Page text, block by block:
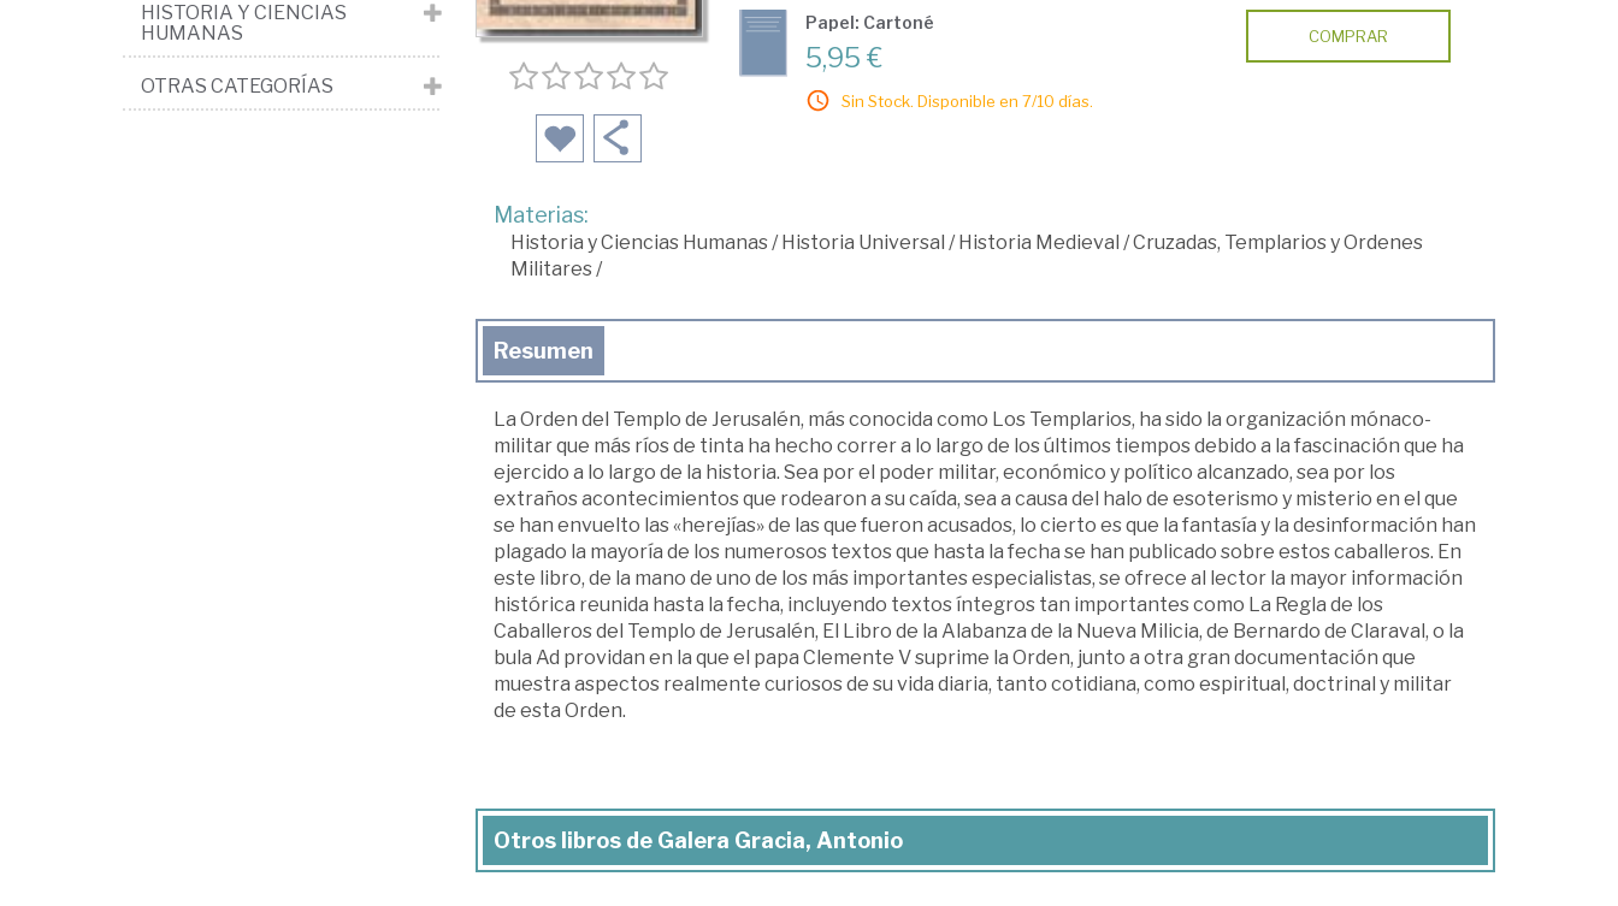
Papel: Cartoné
5,95 €
Sin Stock. Disponible en 7/10 días.
COMPRAR
Materias:
Historia y Ciencias Humanas/Historia Universal /Historia Medieval /Cruzadas, Templarios y Ordenes
Militares/
Resumen
La Orden del Templo de Jerusalén, más conocida como Los Templarios, ha sido la organización mónaco-
militar que más ríos de tinta ha hecho correr a lo largo de los últimos tiempos debido a la fascinación que ha
ejercido a lo largo de la historia. Sea por el poder militar, económico y político alcanzado, sea por los
extraños acontecimientos que rodearon a su caída, sea a causa del halo de esoterismo y misterio en el que
se han envuelto las «herejías» de las que fueron acusados, lo cierto es que la fantasía y la desinformación han
plagado la mayoría de los numerosos textos que hasta la fecha se han publicado sobre estos caballeros. En
este libro, de la mano de uno de los más importantes especialistas, se ofrece al lector la mayor información
histórica reunida hasta la fecha, incluyendo textos íntegros tan importantes como La Regla de los
Caballeros del Templo de Jerusalén, El Libro de la Alabanza de la Nueva Milicia, de Bernardo de Claraval, o la
bula Ad providan en la que el papa Clemente V suprime la Orden, junto a otra gran documentación que
muestra aspectos realmente curiosos de su vida diaria, tanto cotidiana, como espiritual, doctrinal y militar
de esta Orden.
Otros libros de Galera Gracia, Antonio
HISTORIA Y CIENCIAS
HUMANAS
OTRAS CATEGORÍAS